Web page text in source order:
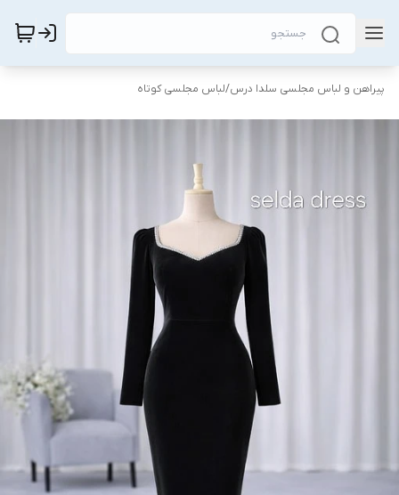
پیراهن و لباس مجلسی سلدا درس/لباس مجلسی کوتاه